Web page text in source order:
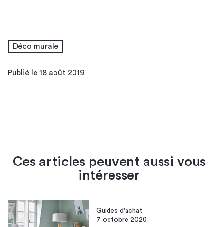
Déco murale
Publié le 18 août 2019
Ces articles peuvent aussi vous
intéresser
Guides d'achat
7 octobre 2020